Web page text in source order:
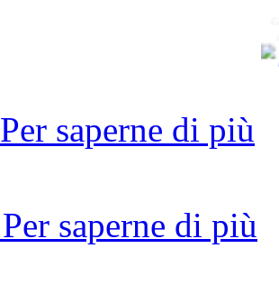
Per saperne di più
Per saperne di più